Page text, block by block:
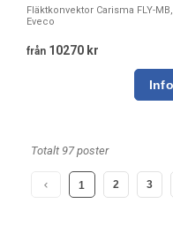
Fläktkonvektor Carisma FLY-MB,
Eveco
från 10270 kr
Totalt 97 poster
1 2 3